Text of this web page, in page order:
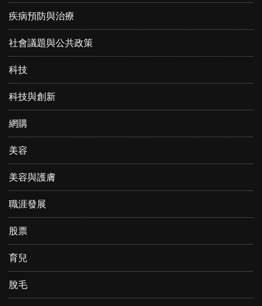
疾病預防與治療
社會議題與公共政策
科技
科技與創新
網購
美容
美容與護膚
職涯發展
股票
育兒
脫毛